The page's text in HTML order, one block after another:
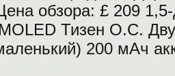
обзора: £ 209
Тизен О.С.
200 мАч